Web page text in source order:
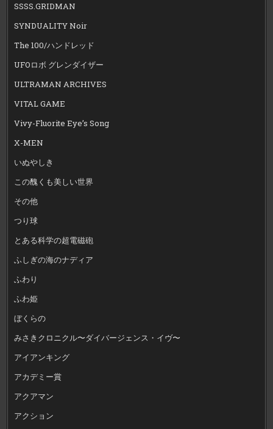
SSSS.GRIDMAN
SYNDUALITY Noir
The 100/ハンドレッド
UFOロボ グレンダイザー
ULTRAMAN ARCHIVES
VITAL GAME
Vivy-Fluorite Eye’s Song
X-MEN
いぬやしき
この醜くも美しい世界
その他
つり球
とある科学の超電磁砲
ふしぎの海のナディア
ふわり
ふわ姫
ぼくらの
みさきクロニクル〜ダイバージェンス・イヴ〜
アイアンキング
アカデミー賞
アクアマン
アクション